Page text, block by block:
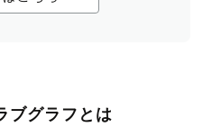
ブグラフとは